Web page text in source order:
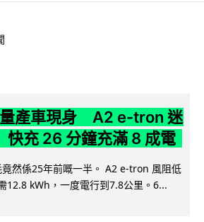
產車現身 A2 e-tron 迷
充 26 分鐘充滿 8 成電
然係25年前嘅一半。 A2 e-tron 風阻低
12.8 kWh，一度電行到7.8公里。6...